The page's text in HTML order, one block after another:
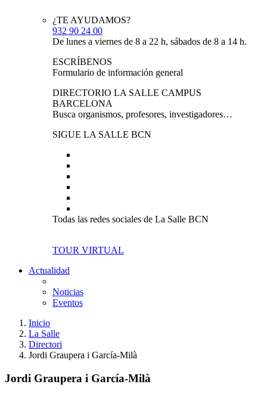
¿TE AYUDAMOS?
932 90 24 00
De lunes a viernes de 8 a 22 h, sábados de 8 a 14 h.
ESCRÍBENOS
Formulario de información general
DIRECTORIO LA SALLE CAMPUS
BARCELONA
Busca organismos, profesores, investigadores…
SIGUE LA SALLE BCN
Todas las redes sociales de La Salle BCN
TOUR VIRTUAL
Actualidad
Noticias
Eventos
Inicio
La Salle
Directori
Jordi Graupera i García-Milà
Jordi Graupera i García-Milà